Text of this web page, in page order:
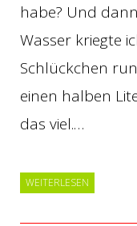
habe? Und
Wasser kriegte
Schlückchen
einen halben
das viel.…
WEITERLESEN